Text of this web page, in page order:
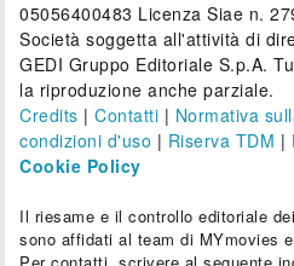
05056400483 Licenza Siae n.
Società soggetta all'attività di
GEDI Gruppo Editoriale S.p.A.
la riproduzione anche parziale.
Credits |Contatti | Normativa
condizioni d'uso | Riserva TDM |
Cookie Policy
Il riesame e il controllo editoriale
sono affidati al team di MYmovies